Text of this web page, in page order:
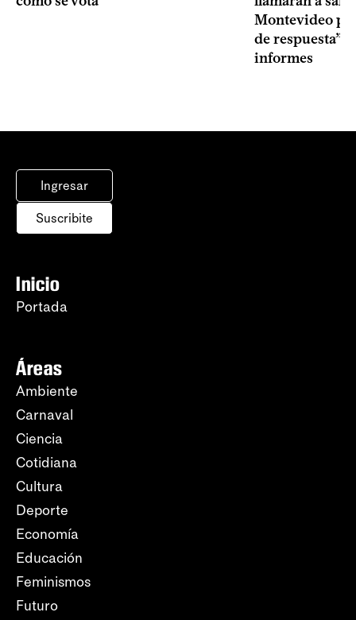
Montevideo
de respuesta”
informes
Ingresar
Suscribite
Inicio
Portada
Áreas
Ambiente
Carnaval
Ciencia
Cotidiana
Cultura
Deporte
Economía
Educación
Feminismos
Futuro